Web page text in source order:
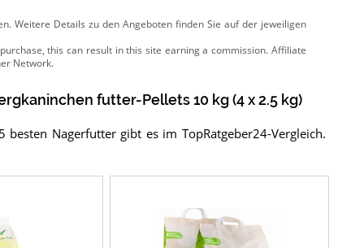
Weitere Details zu den Angebotenfinden Sie auf der jeweiligen
futter-Pellets 10 kg (4 x 2.5 kg)
Nagerfutter gibt es im TopRatgeber24-Vergleich.